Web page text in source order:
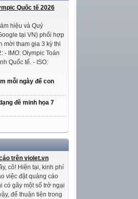
Quốc tế 2026
hiệu và Quý
tại VN) phối hợp
mời tham gia 3 kỳ thi
- IMO: Olympic Toán
Quốc tế. - ISO:
mỗi ngày để con
đề minh họa 7
trên violet.vn
cô! Hiện tại, kinh phí
việc đặt quảng cáo
có gây một số trở ngại
để thuận tiện trong